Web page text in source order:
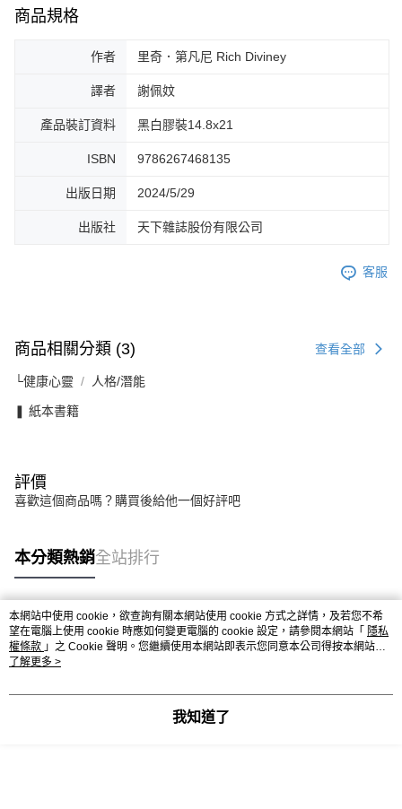
商品規格
作者 里奇．第凡尼 Rich Diviney
譯者 謝佩妏
產品裝訂資料 黑白膠裝14.8x21
ISBN 9786267468135
出版日期 2024/5/29
出版社 天下雜誌股份有限公司
客服
商品相關分類 (3) 查看全部
└健康心靈 人格/潛能
❚ 紙本書籍
評價
喜歡這個商品嗎？購買後給他一個好評吧
本分類熱銷全站排行
熱門標籤
本網站中使用 cookie，欲查詢有關本網站使用 cookie 方式之詳情，及若您不希
望在電腦上使用 cookie 時應如何變更電腦的 cookie 設定，請參閱本網站「 隱私
權條款 」之 Cookie 聲明。您繼續使用本網站即表示您同意本公司得按本網站使
用條款之 Cookie 聲明使用 cookie。
了解更多 >
我知道了